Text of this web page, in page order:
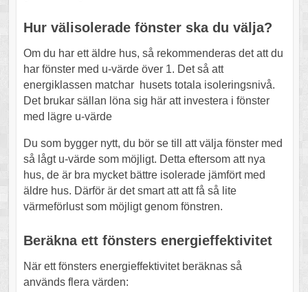
Hur välisolerade fönster ska du välja?
Om du har ett äldre hus, så rekommenderas det att du
har fönster med u-värde över 1. Det så att
energiklassen matchar husets totala isoleringsnivå.
Det brukar sällan löna sig här att investera i fönster
med lägre u-värde
Du som bygger nytt, du bör se till att välja fönster med
så lågt u-värde som möjligt. Detta eftersom att nya
hus, de är bra mycket bättre isolerade jämfört med
äldre hus. Därför är det smart att att få så lite
värmeförlust som möjligt genom fönstren.
Beräkna ett fönsters energieffektivitet
När ett fönsters energieffektivitet beräknas så
används flera värden: